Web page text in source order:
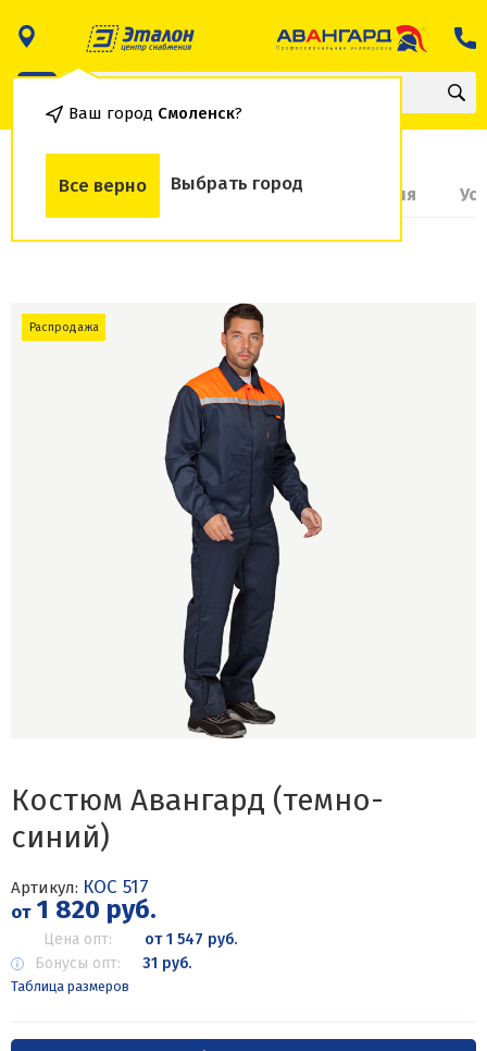
Ваш город Смоленск?
Все верно Выбрать город
О товаре Доставка и оплата Гарантия
Распродажа
Костюм Авангард (темно-
синий)
Артикул: КОС 517
от1 820 руб.
Цена опт:
от 1 547 руб.
Бонусы опт:
31 руб.
Таблица размеров